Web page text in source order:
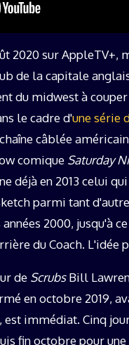
2020 sur AppleTV+,
de la capitale
du midwest à
le cadre d'une série
câblée
comique Saturday
déjà en 2013 celui
parmi tant
2000, jusqu'à
du Coach.
de ScrubsBill
en octobre 2019,
est immédiat. Cinq
fin octobre pour